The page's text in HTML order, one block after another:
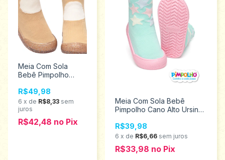
Meia Com Sola
Bebê Pimpolho
0074302
R$49,98
6 x de R$8,33 sem
juros
R$42,48 no Pix
Meia Com Sola Bebê
Pimpolho Cano Alto Ursinha
R$39,98
6 x de R$6,66 sem juros
R$33,98 no Pix